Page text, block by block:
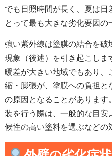
でも日照時間が長く、夏は日
とって最も大きな劣化要因の
強い紫外線は塗膜の結合を破
現象（後述）を引き起こしま
暖差が大きい地域でもあり、
縮・膨張が、塗膜への負担と
の原因となることがあります
装を行う際は、一般的な目安
候性の高い塗料を選ぶなどの